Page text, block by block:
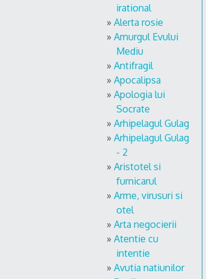
irational
Alerta rosie
Amurgul Evului
Mediu
Antifragil
Apocalipsa
Apologia lui
Socrate
Arhipelagul Gulag
Arhipelagul Gulag
- 2
Aristotel si
furnicarul
Arme, virusuri si
otel
Arta negocierii
Atentie cu
intentie
Avutia natiunilor